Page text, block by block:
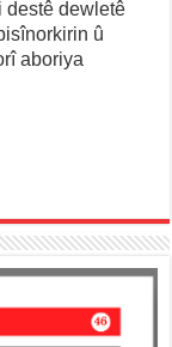
destê dewletê
û
aboriya